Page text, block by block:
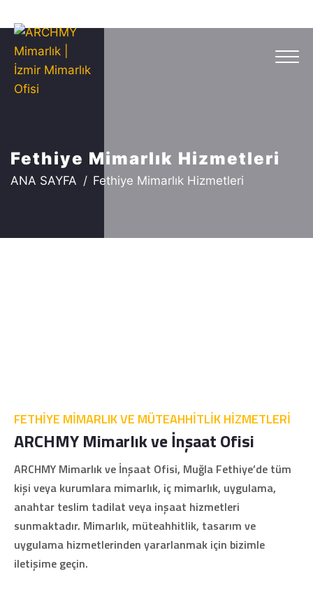
Fethiye Mimarlık Hizmetleri
ANA SAYFA Fethiye Mimarlık Hizmetleri
FETHİYE MİMARLIK VE MÜTEAHHİTLİK HİZMETLERİ
ARCHMY Mimarlık ve İnşaat Ofisi
ARCHMY Mimarlık ve İnşaat Ofisi, Muğla Fethiye’de tüm
kişi veya kurumlara mimarlık, iç mimarlık, uygulama,
anahtar teslim tadilat veya inşaat hizmetleri
sunmaktadır. Mimarlık, müteahhitlik, tasarım ve
uygulama hizmetlerinden yararlanmak için bizimle
iletişime geçin.